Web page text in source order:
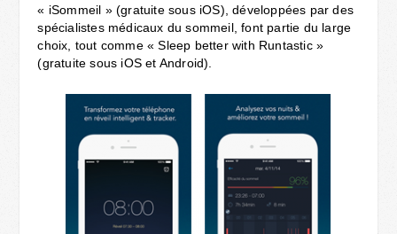
« iSommeil » (gratuite sous iOS), développées par des
spécialistes médicaux du sommeil, font partie du large
choix, tout comme « Sleep better with Runtastic »
(gratuite sous iOS et Android).